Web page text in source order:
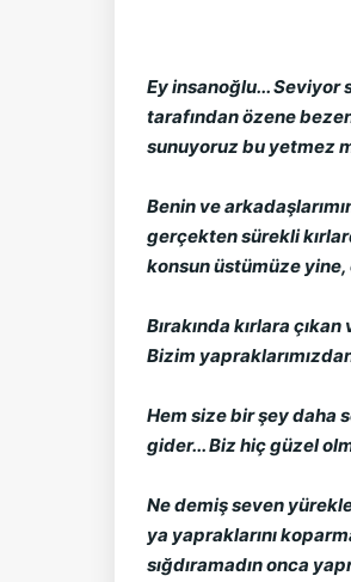
Ey insanoğlu... Seviyor
tarafından özene
sunuyoruz bu yetmez
Benin ve
gerçekten sürekli
konsun üstümüze yine,
Bırakında kırlara
Bizim
Hem size bir şey daha
gider... Biz hiç güzel
Ne demiş seven
ya yapraklarını
sığdıramadın onca